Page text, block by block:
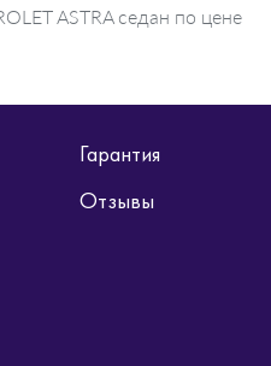
ASTRA седан по цене
Гарантия
Отзывы